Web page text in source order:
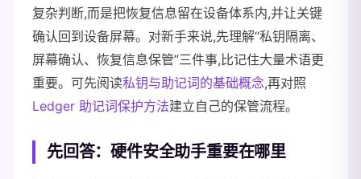
复杂判断,而是把恢复信息留在设备体系内,并让关键
确认回到设备屏幕。对新手来说,先理解“私钥隔离、
屏幕确认、恢复信息保管”三件事,比记住大量术语更
重要。可先阅读私钥与助记词的基础概念,再对照
Ledger 助记词保护方法建立自己的保管流程。
先回答：硬件安全助手重要在哪里